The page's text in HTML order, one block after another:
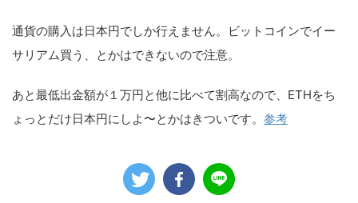
通貨の購入は日本円でしか行えません。ビットコインでイー
サリアム買う、とかはできないので注意。
あと最低出金額が１万円と他に比べて割高なので、ETHをち
ょっとだけ日本円にしよ〜とかはきついです。 参考